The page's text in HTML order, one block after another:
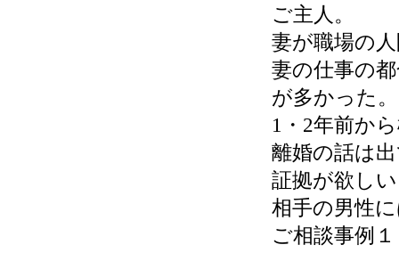
ご主人。
妻が職場の
妻の仕事の
が多かった。
1・2年前か
離婚の話は
証拠が欲し
相手の男性
ご相談事例